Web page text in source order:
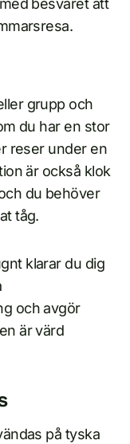
besväret att
grupp och
du har en stor
reser under en
är också klok
du behöver
tåg.
klarar du dig
och avgör
är värd
på tyska